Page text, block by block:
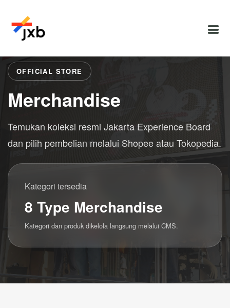
OFFICIAL STORE
Merchandise
Temukan koleksi resmi Jakarta Experience Board
dan pilih pembelian melalui Shopee atau Tokopedia.
Kategori tersedia
8 Type Merchandise
Kategori dan produk dikelola langsung melalui CMS.